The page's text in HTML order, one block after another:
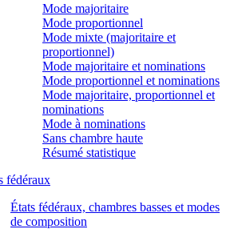
Mode majoritaire
Mode proportionnel
Mode mixte (majoritaire et
proportionnel)
Mode majoritaire et nominations
Mode proportionnel et nominations
Mode majoritaire, proportionnel et
nominations
Mode à nominations
Sans chambre haute
Résumé statistique
fédéraux
États fédéraux, chambres basses et modes
de composition